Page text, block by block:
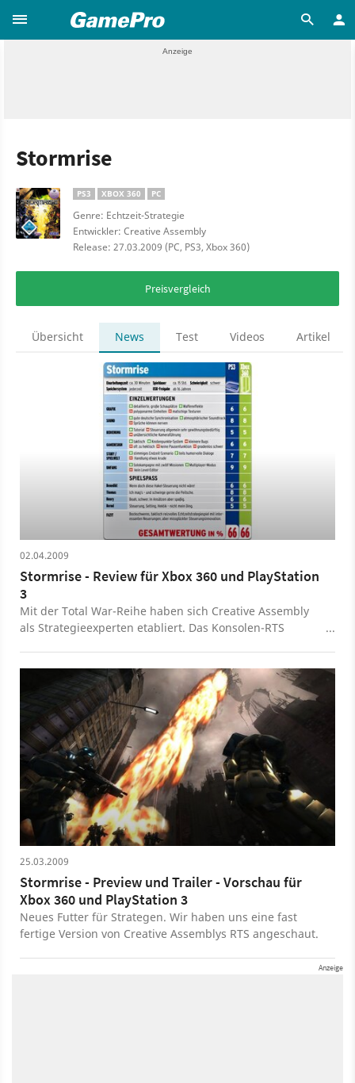
Stormrise
PS3 XBOX 360 PC
Genre: Echtzeit-Strategie
Entwickler: Creative Assembly
Release: 27.03.2009 (PC, PS3, Xbox 360)
Preisvergleich
Übersicht News Test Videos Artikel
02.04.2009
Stormrise - Review für Xbox 360 und PlayStation
3
Mit der Total War-Reihe haben sich Creative Assembly
als Strategieexperten etabliert. Das Konsolen-RTS
25.03.2009
Stormrise - Preview und Trailer - Vorschau für
Xbox 360 und PlayStation 3
Neues Futter für Strategen. Wir haben uns eine fast
fertige Version von Creative Assemblys RTS angeschaut.